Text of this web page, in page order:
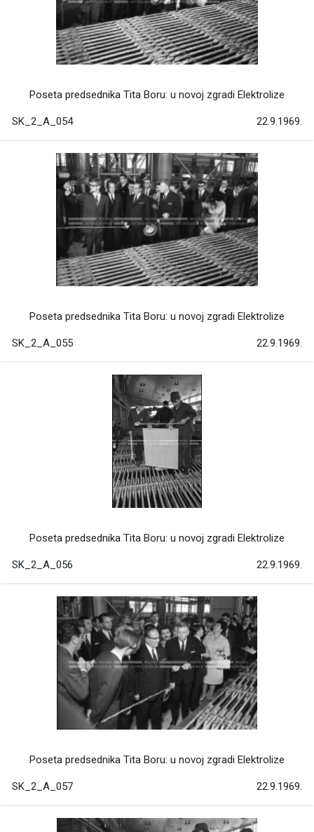
Poseta predsednika Tita Boru: u novoj zgradi Elektrolize
SK_2_A_054 22.9.1969.
Poseta predsednika Tita Boru: u novoj zgradi Elektrolize
SK_2_A_055 22.9.1969.
Poseta predsednika Tita Boru: u novoj zgradi Elektrolize
SK_2_A_056 22.9.1969.
Poseta predsednika Tita Boru: u novoj zgradi Elektrolize
SK_2_A_057 22.9.1969.